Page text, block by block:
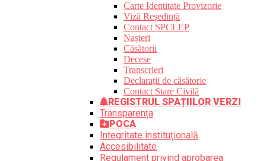
Carte Identitate Provizorie
Viză Reședință
Contact SPCLEP
Nașteri
Căsătorii
Decese
Transcrieri
Declarații de căsătorie
Contact Stare Civilă
REGISTRUL SPAȚIILOR VERZI
Transparența
POCA
Integritate instituțională
Accesibilitate
Regulament privind aprobarea